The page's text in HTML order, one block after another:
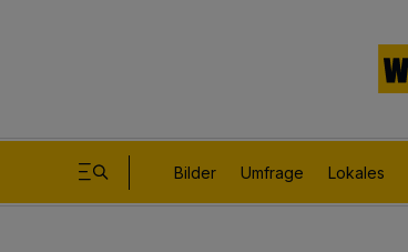
Bilder Umfrage Lokales